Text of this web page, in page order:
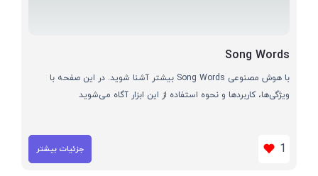
Song Words
با هوش مصنوعی Song Words بیشتر آشنا شوید. در این صفحه با
ویژگی‌ها، کاربردها و نحوه استفاده از این ابزار آگاه می‌شوید
1 جزئیات بیشتر